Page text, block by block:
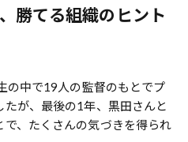
勝てる組織のヒント
中で19人の監督のもとでプ
が、最後の1年、黒田さんと
、たくさんの気づきを得られ